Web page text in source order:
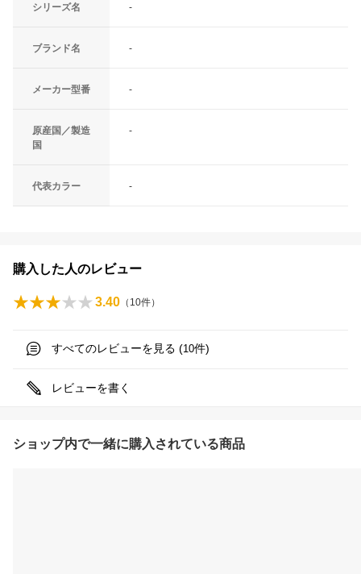
シリーズ名 -
ブランド名 -
メーカー型番 -
原産国／製造
国
-
代表カラー -
購入した人のレビュー
3.40 （ 10件）
すべてのレビューを見る (10件)
レビューを書く
ショップ内で一緒に購入されている商品